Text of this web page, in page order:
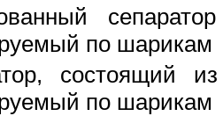
по шарикам
состоящий
по шарикам